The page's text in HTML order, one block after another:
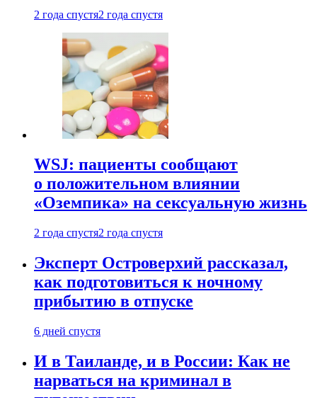
2 года спустя2 года спустя
WSJ: пациенты сообщают
о положительном влиянии
«Оземпика» на сексуальную жизнь
2 года спустя2 года спустя
Эксперт Островерхий рассказал,
как подготовиться к ночному
прибытию в отпуске
6 дней спустя
И в Таиланде, и в России: Как не
нарваться на криминал в